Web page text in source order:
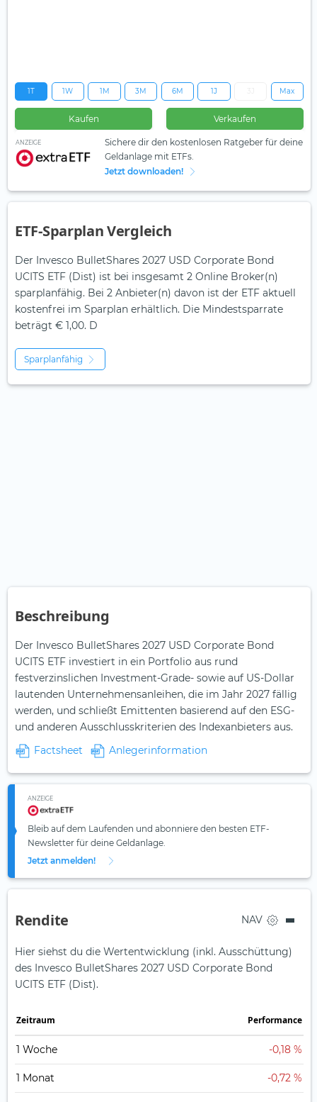
1T 1W 1M 3M 6M 1J Max
Kaufen Verkaufen
ANZEIGE
Sichere dir den kostenlosen Ratgeber für deine
Geldanlage mit ETFs.
Jetzt downloaden!
ETF-Sparplan Vergleich
Der Invesco BulletShares 2027 USD Corporate Bond
UCITS ETF (Dist) ist bei insgesamt 2 Online Broker(n)
sparplanfähig. Bei 2 Anbieter(n) davon ist der ETF aktuell
kostenfrei im Sparplan erhältlich. Die Mindestsparrate
beträgt € 1,00. D
Sparplanfähig
Beschreibung
Der Invesco BulletShares 2027 USD Corporate Bond
UCITS ETF investiert in ein Portfolio aus rund
festverzinslichen Investment-Grade- sowie auf US-Dollar
lautenden Unternehmensanleihen, die im Jahr 2027 fällig
werden, und schließt Emittenten basierend auf den ESG-
und anderen Ausschlusskriterien des Indexanbieters aus.
Factsheet
Anlegerinformation
ANZEIGE
Bleib auf dem Laufenden und abonniere den besten ETF-
Newsletter für deine Geldanlage.
Jetzt anmelden!
Rendite NAV
Hier siehst du die Wertentwicklung (inkl. Ausschüttung)
des Invesco BulletShares 2027 USD Corporate Bond
UCITS ETF (Dist).
Zeit­raum Perfor­mance
1 Woche -0,18 %
1 Monat -0,72 %